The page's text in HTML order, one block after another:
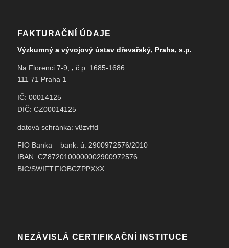
FAKTURAČNÍ ÚDAJE
Výzkumný a vývojový ústav dřevařský, Praha, s.p.
Na Florenci 7-9, , č.p. 1685-1686
111 71 Praha 1
IČ: 00014125
DIČ: CZ00014125
datová schránka: v8zvffd
FIO Banka – bank. ú. 2900972576/2010
IBAN: CZ8720100000002900972576
BIC/SWIFT:FIOBCZPPXXX
NEZÁVISLÁ CERTIFIKAČNÍ INSTITUCE